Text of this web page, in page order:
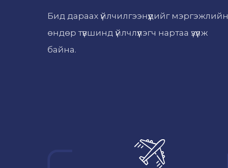
Бид дараах үйлчилгээнүүдийг мэргэжлийн
өндөр түвшинд үйлчлүүлэгч нартаа үзүүлж
байна.